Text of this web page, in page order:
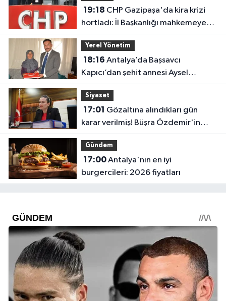
19:18
hortladı: İl Başkanlığı mahkemeye
gitti
Yerel Yönetim
18:16
Kapıcı’dan şehit annesi Aysel
Belen’e anlamlı ziyaret
Siyaset
17:01
karar verilmiş! Büşra Özdemir'in
oluru ortaya çıktı
Gündem
17:00Antalya'nın en iyi
burgercileri: 2026 fiyatları